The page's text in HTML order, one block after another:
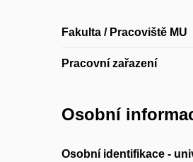
Fakulta / Pracoviště MU
Pracovní zařazení
Osobní
Osobní identifikace -